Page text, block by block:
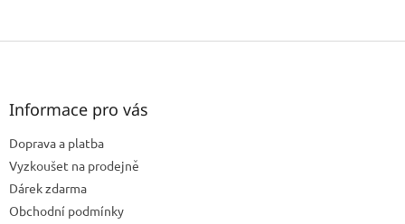
Z
Informace pro vás
Doprava a platba
Vyzkoušet na prodejně
Dárek zdarma
Obchodní podmínky